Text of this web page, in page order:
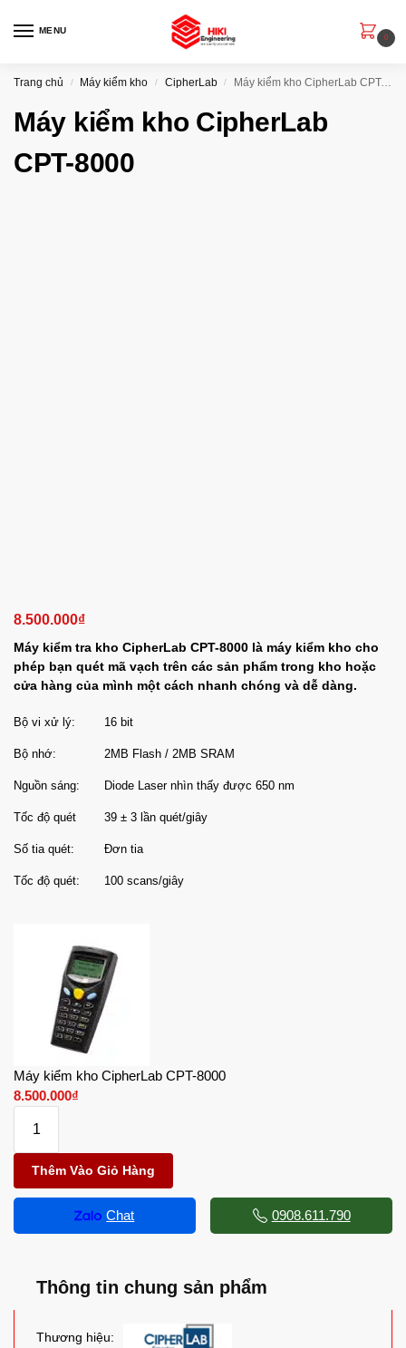
MENU
0
Trang chủ / Máy kiểm kho / CipherLab / Máy kiểm kho CipherLab CPT-8000
Máy kiểm kho CipherLab
CPT-8000
8.500.000₫
Máy kiểm tra kho CipherLab CPT-8000 là máy kiểm kho cho
phép bạn quét mã vạch trên các sản phẩm trong kho hoặc
cửa hàng của mình một cách nhanh chóng và dễ dàng.
Bộ vi xử lý: 16 bit
Bộ nhớ: 2MB Flash / 2MB SRAM
Nguồn sáng: Diode Laser nhìn thấy được 650 nm
Tốc độ quét 39 ± 3 lần quét/giây
Số tia quét: Đơn tia
Tốc độ quét: 100 scans/giây
Máy kiểm kho CipherLab CPT-8000
8.500.000₫
Thêm Vào Giỏ Hàng
Chat 0908.611.790
Thông tin chung sản phẩm
Thương hiệu: